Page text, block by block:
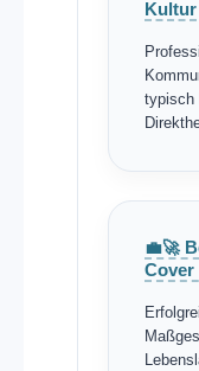
typisch
💼🚀
Cover